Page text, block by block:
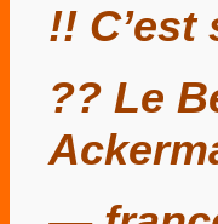
!! C’est
?? Le